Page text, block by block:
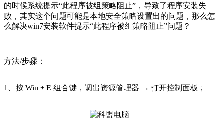
的时候系统提示“此程序被组策略阻止”，导致了程序安装失
败，其实这个问题可能是本地安全策略设置出的问题，那么怎
么解决win7安装软件提示“此程序被组策略阻止”问题？
方法/步骤：
1、按 Win + E 组合键，调出资源管理器 → 打开控制面板；